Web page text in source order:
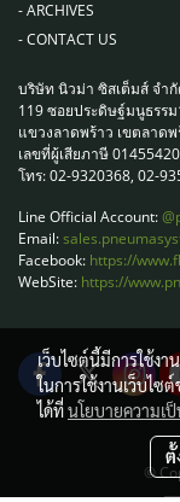
-ARCHIVES
-CONTACT US
บริษัท นิวม่า ซิสเต็มส์ จำ
119 ซอยประดิษฐ์มนูธรร
แขวงลาดพร้าว เขตลาด
เลขที่ผู้เสียภาษี
โทร: 02-9320368, 02-
Line Official Account:
Email:
Facebook: https://
WebSite: https://
©
เว็บไซต์นี้มีการใช้ง
ในการใช้งานเว็บไซ
ได้ที่นโยบายความเ
ตั้